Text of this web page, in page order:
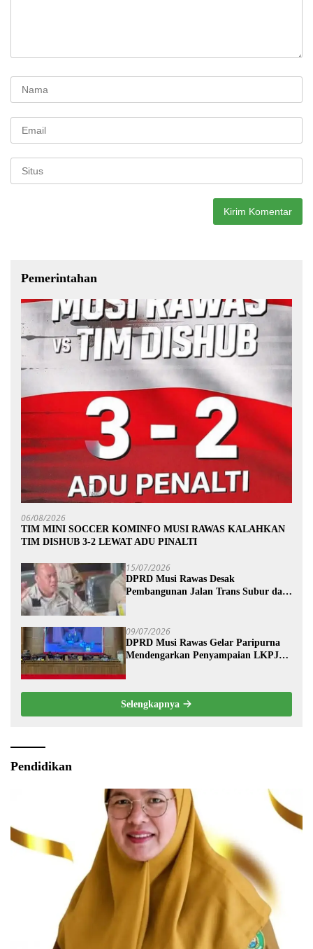
Pemerintahan
06/08/2026
TIM MINI SOCCER KOMINFO MUSI RAWAS KALAHKAN
TIM DISHUB 3-2 LEWAT ADU PINALTI
15/07/2026
DPRD Musi Rawas Desak
Pembangunan Jalan Trans Subur dan
09/07/2026
DPRD Musi Rawas Gelar Paripurna
Mendengarkan Penyampaian LKPJ
Selengkapnya
Pendidikan